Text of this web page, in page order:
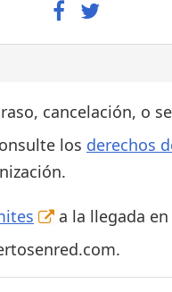
cancelación, o
los derechos
a la llegada